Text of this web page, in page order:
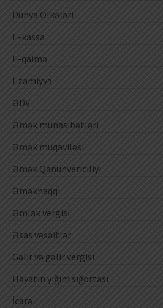
Dünya Ölkələri
E-kassa
E-qaimə
Ezamiyyə
ƏDV
Əmək münasibətləri
Əmək müqaviləsi
Əmək Qanunvericiliyi
Əməkhaqqı
Əmlak vergisi
Əsas vəsaitlər
Gəlir və gəlir vergisi
Həyatın yığım sığortası
İcarə